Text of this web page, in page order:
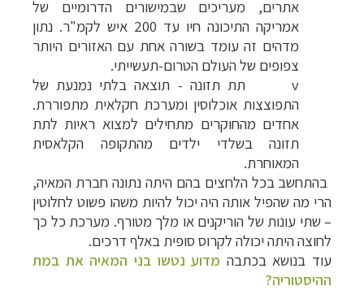
אתרים, מעריכים שבמישורים הדרומיים של
אמריקה התיכונה חיו עד 200 איש לקמ"ר. נתון
מדהים זה עומד בשורה אחת עם האזורים היותר
צפופים של העולם הטרום-תעשייתי.
v
תת תזונה - תוצאה בלתי נמנעת של
התפוצצות אוכלוסין ומערכת חקלאית מתפוררת.
אחדים מהחוקרים מתחילים למצוא ראיות לתת
תזונה בשלדי ילדים מהתקופה הקלאסית
המאוחרת.
בהתחשב בכל הלחצים בהם היתה נתונה חברת המאיה,
הרי מה שהפיל אותה היה יכול להיות משהו פשוט לחלוטין
– שתי עונות של הוריקנים או מלך מטורף. מערכת כל כך
לחוצה היתה יכולה לקרוס סופית באלף דרכים.
עוד בנושא בכתבה מדוע נטשו בני המאיה את במת
ההיסטוריה?